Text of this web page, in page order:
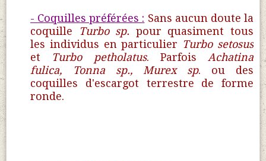
- Coquilles préférées : Sans aucun doute la
coquille
Turbo sp. pour quasiment tous
les individus en particulier Turbo setosus
et
Turbo petholatus. Parfois Achatina
fulica, Tonna sp., Murex sp. ou des
coquilles d'escargot terrestre de forme
ronde.